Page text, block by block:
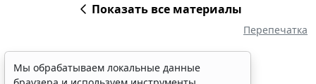
Показать все материалы
Перепечатка
Мы обрабатываем локальные данные